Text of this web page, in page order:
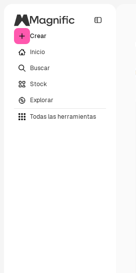
Crear
Inicio
Buscar
Stock
Explorar
Todas las herramientas